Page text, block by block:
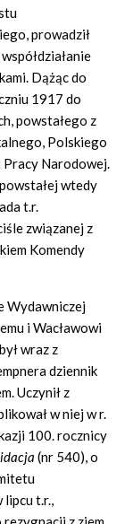
prowadził
Dążąc do
1917 do
powstałego z
Polskiego
Narodowej.
wtedy
t.r.
związanej z
Komendy
Wydawniczej
i Wacławowi
wraz z
dziennik
Uczynił z
w niej w r.
100. rocznicy
(nr 540), o
lipcu t.r.,